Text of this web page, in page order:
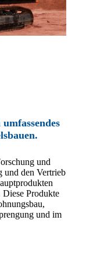
und
und den Vertrieb
Produkte
und im